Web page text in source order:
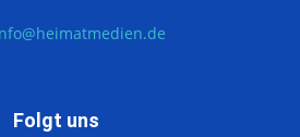
Folgt uns